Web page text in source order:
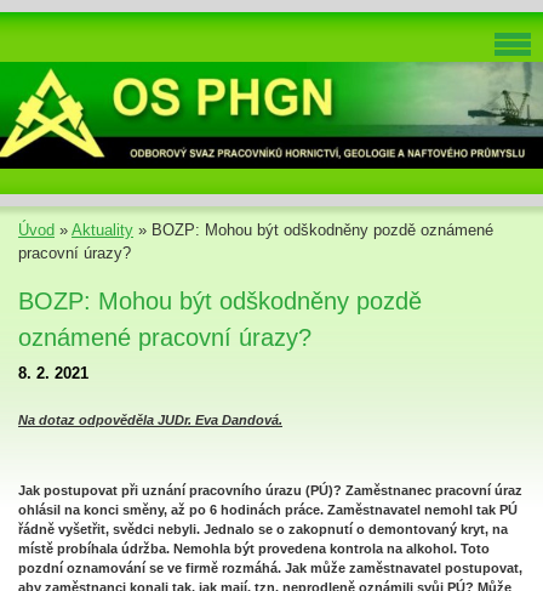
Úvod » Aktuality » BOZP: Mohou být odškodněny pozdě oznámené
pracovní úrazy?
BOZP: Mohou být odškodněny pozdě
oznámené pracovní úrazy?
8. 2. 2021
Na dotaz odpověděla JUDr. Eva Dandová.
Jak postupovat při uznání pracovního úrazu (PÚ)? Zaměstnanec pracovní úraz
ohlásil na konci směny, až po 6 hodinách práce. Zaměstnavatel nemohl tak PÚ
řádně vyšetřit, svědci nebyli. Jednalo se o zakopnutí o demontovaný kryt, na
místě probíhala údržba. Nemohla být provedena kontrola na alkohol. Toto
pozdní oznamování se ve firmě rozmáhá. Jak může zaměstnavatel postupovat,
aby zaměstnanci konali tak, jak mají, tzn. neprodleně oznámili svůj PÚ? Může